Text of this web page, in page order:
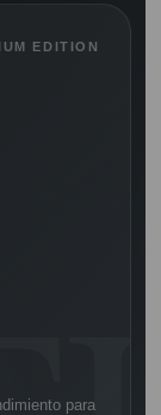
EDITION
para